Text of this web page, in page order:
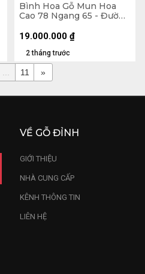
Bình Hoa Gỗ Mun Hoa
Cao 78 Ngang 65 - Đường
2 tháng trước
19.000.000 ₫
... 11 »
VỀ GỖ ĐỈNH
GIỚI THIỆU
NHÀ CUNG CẤP
KÊNH THÔNG TIN
LIÊN HỆ